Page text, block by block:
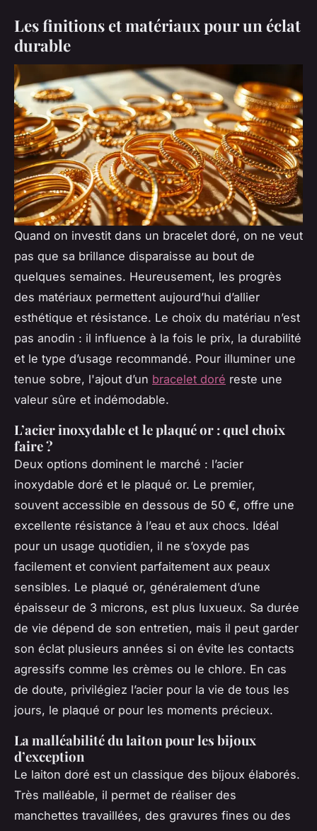
Les finitions et matériaux pour un éclat
durable
Quand on investit dans un bracelet doré, on ne veut
pas que sa brillance disparaisse au bout de
quelques semaines. Heureusement, les progrès
des matériaux permettent aujourd’hui d’allier
esthétique et résistance. Le choix du matériau n’est
pas anodin : il influence à la fois le prix, la durabilité
et le type d’usage recommandé. Pour illuminer une
tenue sobre, l'ajout d’un bracelet doré reste une
valeur sûre et indémodable.
L’acier inoxydable et le plaqué or : quel choix
faire ?
Deux options dominent le marché : l’acier
inoxydable doré et le plaqué or. Le premier,
souvent accessible en dessous de 50 €, offre une
excellente résistance à l’eau et aux chocs. Idéal
pour un usage quotidien, il ne s’oxyde pas
facilement et convient parfaitement aux peaux
sensibles. Le plaqué or, généralement d’une
épaisseur de 3 microns, est plus luxueux. Sa durée
de vie dépend de son entretien, mais il peut garder
son éclat plusieurs années si on évite les contacts
agressifs comme les crèmes ou le chlore. En cas
de doute, privilégiez l’acier pour la vie de tous les
jours, le plaqué or pour les moments précieux.
La malléabilité du laiton pour les bijoux
d’exception
Le laiton doré est un classique des bijoux élaborés.
Très malléable, il permet de réaliser des
manchettes travaillées, des gravures fines ou des